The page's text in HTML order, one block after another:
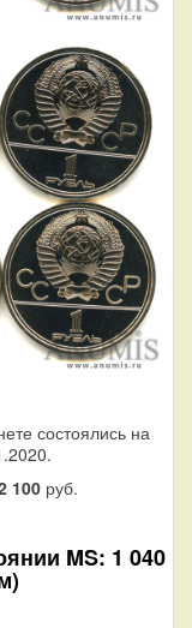
состоялись на
100руб.
MS: 1 040